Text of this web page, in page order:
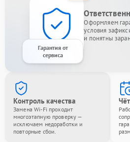
Гарантия от
сервиса
Оформляем
условия
и понятны
Контроль качества
Замена Wi-Fi проходит
многоэтапную проверку —
исключаем недоработки и
повторные сбои.